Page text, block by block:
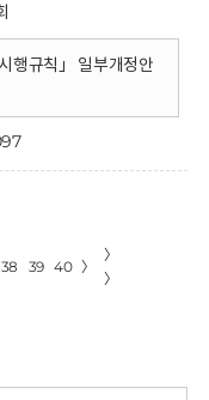
행규칙」 일부개정안
38 39 40 〉
〉
〉